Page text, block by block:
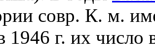
совр. К. м.
1946 г. их число